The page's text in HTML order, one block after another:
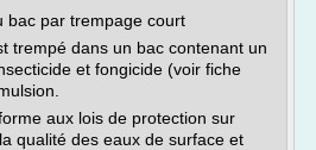
bac par trempage court
trempé dans un bac contenant un
et fongicide (voir fiche
aux lois de protection sur
qualité des eaux de surface et